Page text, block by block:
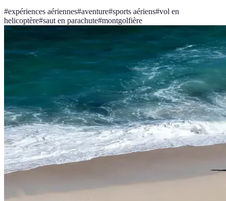
#expériences aériennes#aventure#sports aériens#vol en
helicoptère#saut en parachute#montgolfière